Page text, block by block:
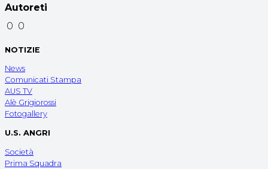
Autoreti
0 0
NOTIZIE
News
Comunicati Stampa
AUS TV
Alè Grigiorossi
Fotogallery
U.S. ANGRI
Società
Prima Squadra